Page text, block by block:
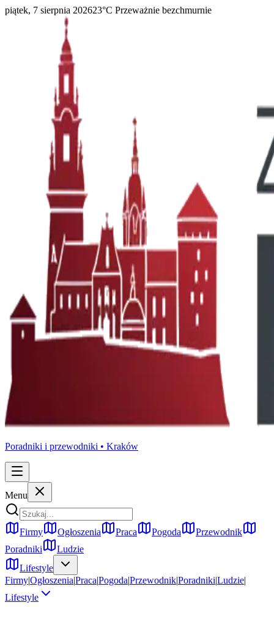
piątek, 7 sierpnia 202623°C Przeważnie bezchmurnie
Poradniki i przewodniki • Kraków
Menu
Firmy Ogłoszenia Praca Pogoda
Przewodnik
Poradniki
Ludzie
Lifestyle
Firmy|Ogłoszenia|Praca|Pogoda|Przewodnik|Poradniki|Ludzie|
Lifestyle